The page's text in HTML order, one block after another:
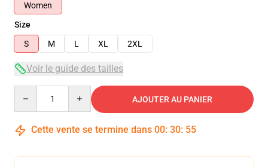
Women
Size
S
M L XL 2XL
Voir le guide des tailles
AJOUTER AU PANIER
Cette vente se termine dans 00: 30: 54